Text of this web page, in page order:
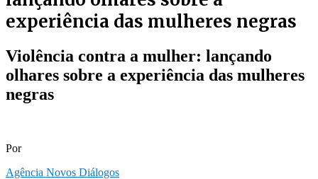
experiência das mulheres negras
Violência contra a mulher: lançando
olhares sobre a experiência das mulheres
negras
Por
Agência Novos Diálogos